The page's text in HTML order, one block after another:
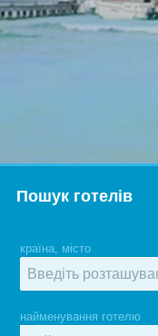
Пошук готелів
країна, місто
найменування готелю